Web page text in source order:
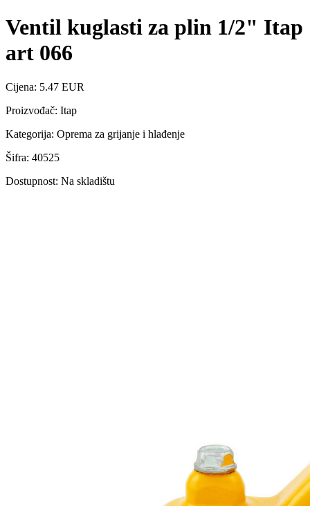
Ventil kuglasti za plin 1/2" Itap
art 066
Cijena: 5.47 EUR
Proizvođač: Itap
Kategorija: Oprema za grijanje i hlađenje
Šifra: 40525
Dostupnost: Na skladištu